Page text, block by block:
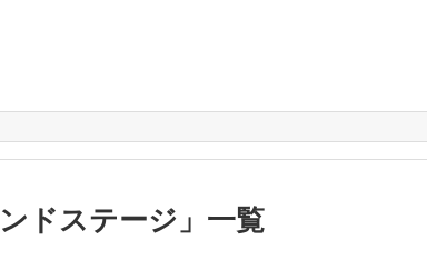
ドステージ 」 一覧